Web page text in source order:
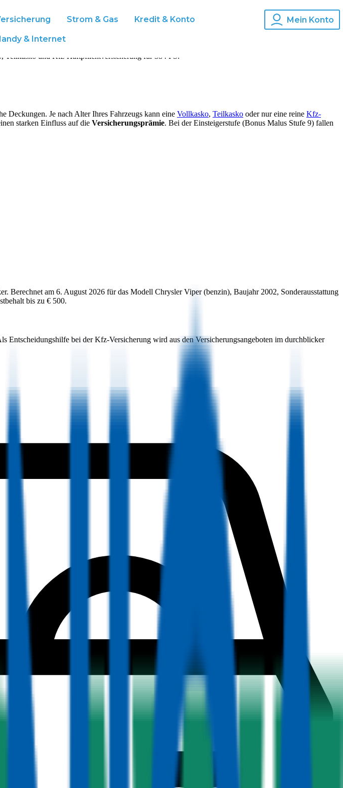
Strom & Gas Kredit & Konto
& Internet
Mein Konto
Teilkasko und Kfz-Haftpflichtversicherung für 384 PS:
Deckungen. Je nach Alter Ihres Fahrzeugs kann eine Vollkasko, Teilkasko oder nur eine reine Kfz-
starken Einfluss auf die Versicherungsprämie. Bei der Einsteigerstufe (Bonus Malus Stufe 9) fallen
Berechnet am 6. August 2026 für das Modell Chrysler Viper(benzin), Baujahr 2002, Sonderausstattung
bis zu € 500.
Entscheidungshilfe bei der Kfz-Versicherung wird aus den Versicherungsangeboten im durchblicker